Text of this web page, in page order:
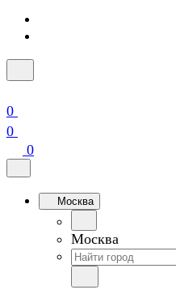
0
0
0
Москва
Москва